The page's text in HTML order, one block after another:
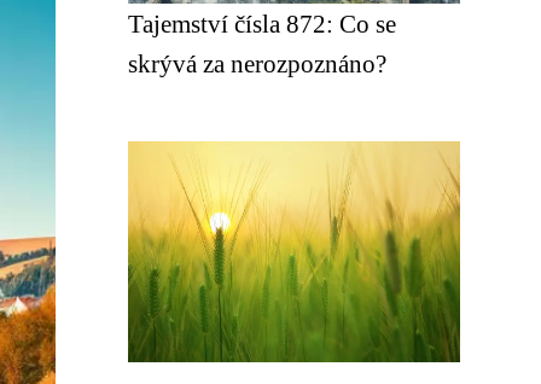
Tajemství čísla 872: Co se
skrývá za nerozpoznáno?